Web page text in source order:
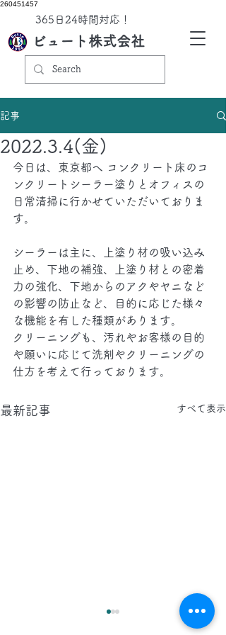
260451457
ビュート株式会社
​365日24時間対応！
記事
2022.3.4(金)
今日は、東京都へ コンクリート床のコ
ンクリートシーラー塗りとオフィスの
日常清掃に行かせていただいておりま
す。
シーラーは主に、上塗り材の吸い込み
止め、下地の補強、上塗り材との密着
力の強化、下地からのアクやヤニなど
の影響の防止など、目的に応じた様々
な機能を有した種類があります。
クリーニングも、汚れやお客様の目的
や願いに応じて洗剤やクリーニングの
仕方を考えて行っております。
最新記事 すべて表示